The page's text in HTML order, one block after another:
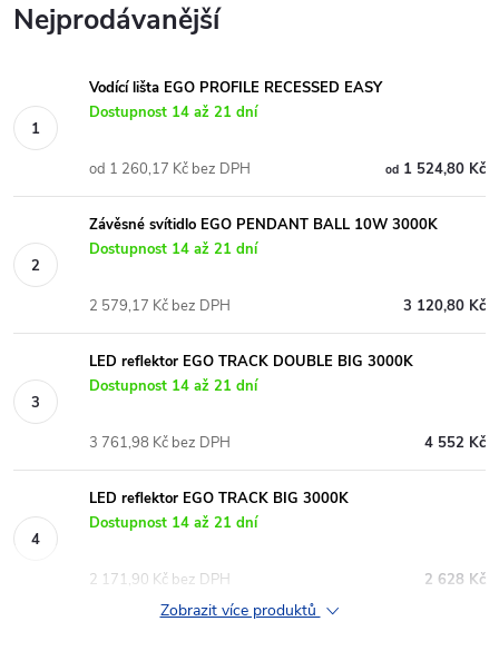
Nejprodávanější
Vodící lišta EGO PROFILE RECESSED EASY
Dostupnost 14 až 21 dní
od1 524,80 Kč
od 1 260,17 Kč bez DPH
Závěsné svítidlo EGO PENDANT BALL 10W 3000K
Dostupnost 14 až 21 dní
3 120,80 Kč
2 579,17 Kč bez DPH
LED reflektor EGO TRACK DOUBLE BIG 3000K
Dostupnost 14 až 21 dní
4 552 Kč
3 761,98 Kč bez DPH
LED reflektor EGO TRACK BIG 3000K
Dostupnost 14 až 21 dní
2 628 Kč
2 171,90 Kč bez DPH
Zobrazit více produktů